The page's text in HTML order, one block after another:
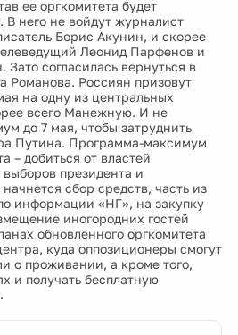
ее оргкомитета будет
В него не войдут журналист
Борис Акунин, и скорее
Леонид Парфенов и
Зато согласилась вернуться в
Романова. Россиян призовут
на одну из центральных
всего Манежную. И не
до 7 мая, чтобы затруднить
Путина. Программа-максимум
– добиться от властей
президента и
сбор средств, часть из
информации «НГ», на закупку
иногородних гостей
обновленного оргкомитета
куда оппозиционеры смогут
о проживании, а кроме того,
и получать бесплатную